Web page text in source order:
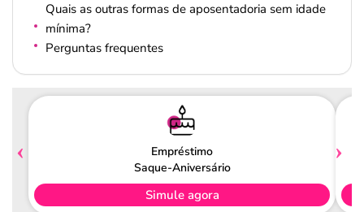
Quais as outras formas de aposentadoria sem idade
mínima?
Perguntas frequentes
Empréstimo
Saque-Aniversário
Simule agora